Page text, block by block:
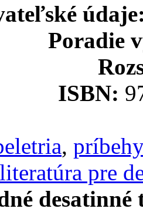
Poradie
ISBN:
,
literatúra pre
desatinné